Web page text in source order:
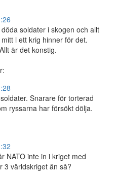
soldater i skogen och allt
i ett krig hinner för det.
är det konstig.
Snarare för torterad
ryssarna har försökt dölja.
NATO inte in i kriget med
3 världskriget än så?